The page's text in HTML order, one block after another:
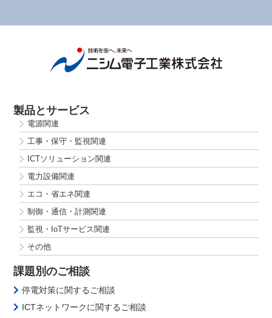
製品とサービス
電源関連
工事・保守・監視関連
ICTソリューション関連
電力設備関連
エコ・省エネ関連
制御・通信・計測関連
監視・IoTサービス関連
その他
課題別のご相談
停電対策に関するご相談
ICTネットワークに関するご相談